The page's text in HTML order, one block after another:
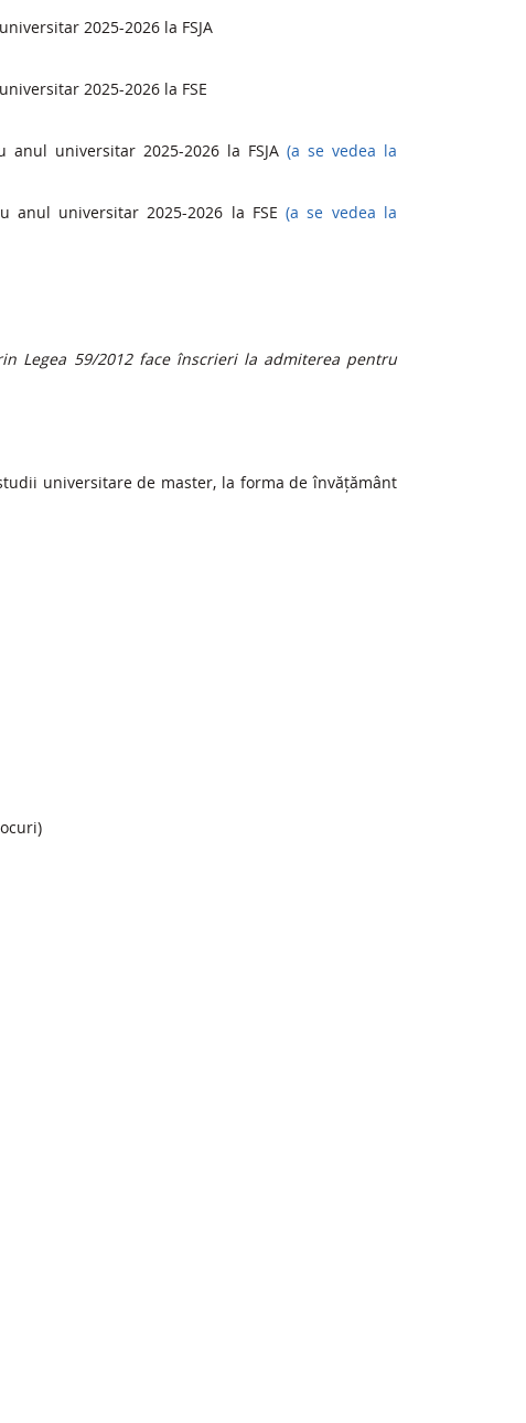
2025-2026 la FSJA
2025-2026 la FSE
universitar 2025-2026 la FSJA (a se vedea la
anul universitar 2025-2026 la FSE(a se vedea la
Legea 59/2012 face înscrieri la admiterea pentru
universitare de master, la forma de învățământ